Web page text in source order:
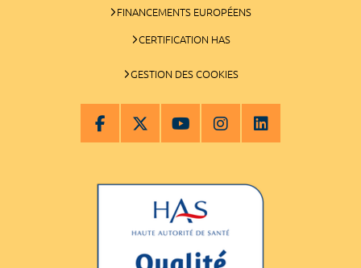
FINANCEMENTS EUROPÉENS
CERTIFICATION HAS
GESTION DES COOKIES